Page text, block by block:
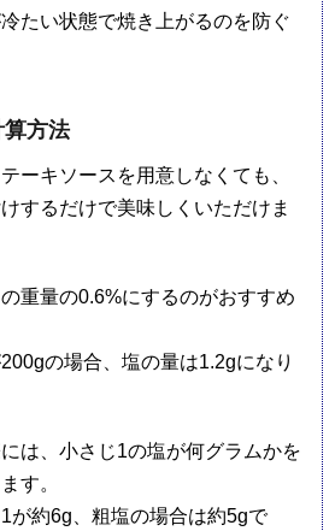
たい状態で焼き上がるのを防ぐ
方法
ーキソースを用意しなくても、
するだけで美味しくいただけま
重量の0.6%にするのがおすすめ
の場合、塩の量は1.2gになり
は、小さじ1の塩が何グラムかを
す。
が約6g、粗塩の場合は約5gで